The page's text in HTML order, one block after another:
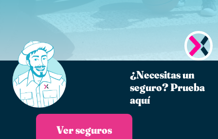
¿Necesitas un
seguro?​ Prueba
aquí
Ver seguros